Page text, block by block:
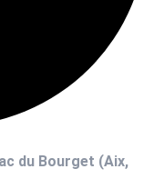
du Bourget (Aix,